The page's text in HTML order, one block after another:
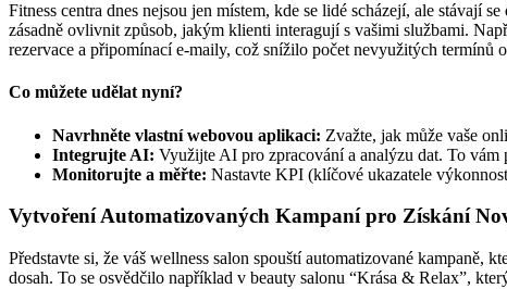
Fitness centra dnes nejsou jen místem, kde se lidé scházejí, ale stávají
zásadně ovlivnit způsob, jakým klienti interagují s vašimi službami.
rezervace a připomínací e-maily, což snížilo počet nevyužitých termínů
Co můžete udělat nyní?
Navrhněte vlastní webovou aplikaci: Zvažte, jak může vaše
Integrujte AI: Využijte AI pro zpracování a analýzu dat. To
Monitorujte a měřte: Nastavte KPI (klíčové ukazatele
Vytvoření Automatizovaných Kampaní pro Získání
Představte si, že váš wellness salon spouští automatizované
dosah. To se osvědčilo například v beauty salonu “Krása & Relax”,